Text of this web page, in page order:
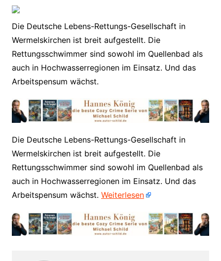
Die Deutsche Lebens-Rettungs-Gesellschaft in
Wermelskirchen ist breit aufgestellt. Die
Rettungsschwimmer sind sowohl im Quellenbad als
auch in Hochwasserregionen im Einsatz. Und das
Arbeitspensum wächst.
​Die Deutsche Lebens-Rettungs-Gesellschaft in
Wermelskirchen ist breit aufgestellt. Die
Rettungsschwimmer sind sowohl im Quellenbad als
auch in Hochwasserregionen im Einsatz. Und das
Arbeitspensum wächst. Weiterlesen